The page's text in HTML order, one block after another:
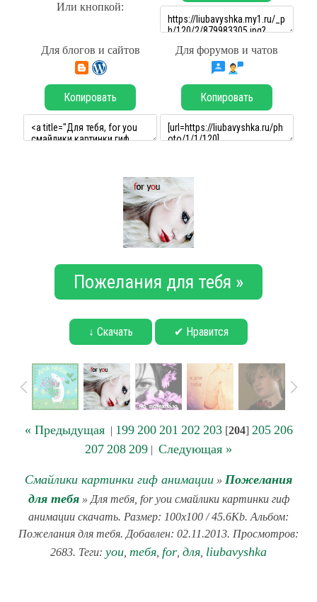
Или кнопкой:
Для блогов и сайтов Для форумов и чатов
Копировать Копировать
Пожелания для тебя »
↓ Скачать ✔ Нравится
« Предыдущая| 199 200 201 202 203[204] 205 206
207 208 209 | Следующая »
Смайлики картинки гиф анимации » Пожелания
для тебя» Для тебя, for you смайлики картинки гиф
анимации скачать. Размер: 100x100 / 45.6Kb. Альбом:
Пожелания для тебя. Добавлен: 02.11.2013. Просмотров:
2683. Теги: you тебя for для liubavyshka